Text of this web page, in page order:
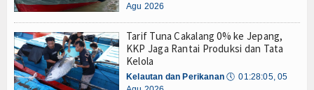
Sorot
Tauziah
Agu 2026
Tarif Tuna Cakalang 0% ke Jepang,
KKP Jaga Rantai Produksi dan Tata
Kelola
Kelautan dan Perikanan 🕔 01:28:05, 05